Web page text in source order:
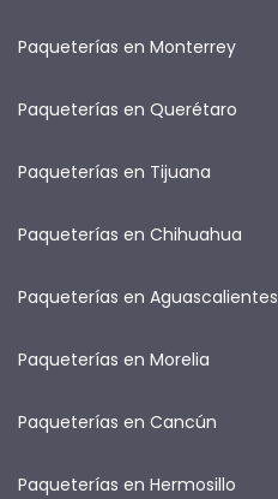
Paqueterías en Monterrey
Paqueterías en Querétaro
Paqueterías en Tijuana
Paqueterías en Chihuahua
Paqueterías en Aguascalientes
Paqueterías en Morelia
Paqueterías en Cancún
Paqueterías en Hermosillo